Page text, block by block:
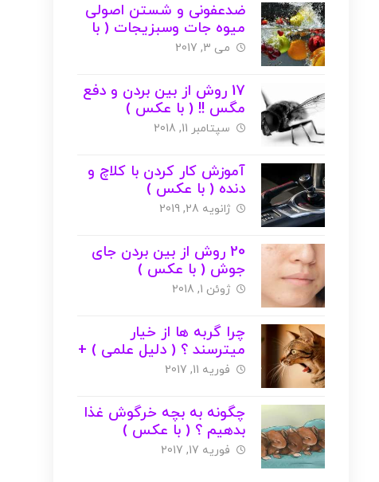
ضدعفونی و شستن اصولی
میوه جات وسبزیجات ( با
عکس )
می 3, 2017
17 روش از بین بردن و دفع
مگس !! ( با عکس )
سپتامبر 11, 2018
آموزش کار کردن با کلاچ و
دنده ( با عکس )
ژانویه 28, 2019
20 روش از بین بردن جای
جوش ( با عکس )
ژوئن 1, 2018
چرا گربه ها از خیار
میترسند ؟ ( دلیل علمی ) +
عکس + ویدئو
فوریه 11, 2017
چگونه به بچه خرگوش غذا
بدهیم ؟ ( با عکس )
فوریه 17, 2017